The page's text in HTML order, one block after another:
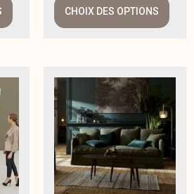
CHOIX DES OPTIONS